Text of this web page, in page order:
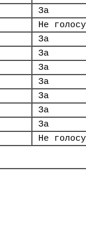
За
Не
За
За
За
За
За
За
За
Не